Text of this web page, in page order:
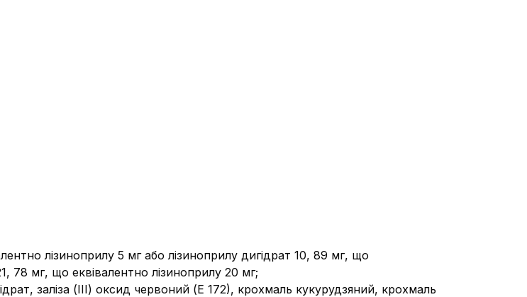
лізиноприлу 5 мг або лізиноприлу дигідрат 10, 89 мг, що
78 мг, що еквівалентно лізиноприлу 20 мг;
заліза (ІІІ) оксид червоний (Е 172), крохмаль кукурудзяний, крохмаль